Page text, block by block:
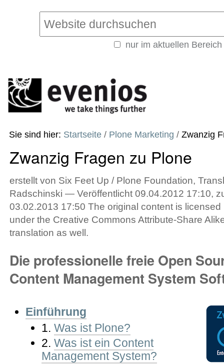
Werkzeuge
Website durchsuchen
nur im aktuellen Bereich
Sie sind hier: Startseite / Plone Marketing /Zwanzig
Zwanzig Fragen zu Plone
erstellt von Six Feet Up / Plone Foundation,
Radschinski — Veröffentlicht09.04.2012 17:10,
03.02.2013 17:50 The original content is
under the Creative Commons Attribute-Share
translation as well.
Die professionelle freie Open
Content Management System
Einführung
1. Was ist Plone?
2. Was ist ein Content
Management System?